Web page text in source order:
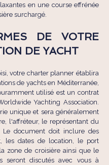
en une course effrénée
surchargé.
DE VOTRE
DE YACHT
votre charter planner établira
de yachts en Méditerranée,
utilisé est un contrat
Yachting Association.
unique et sera généralement
l'affréteur, le représentant du
document doit inclure des
les dates de location, le port
zone de croisière ainsi que le
seront discutés avec vous à